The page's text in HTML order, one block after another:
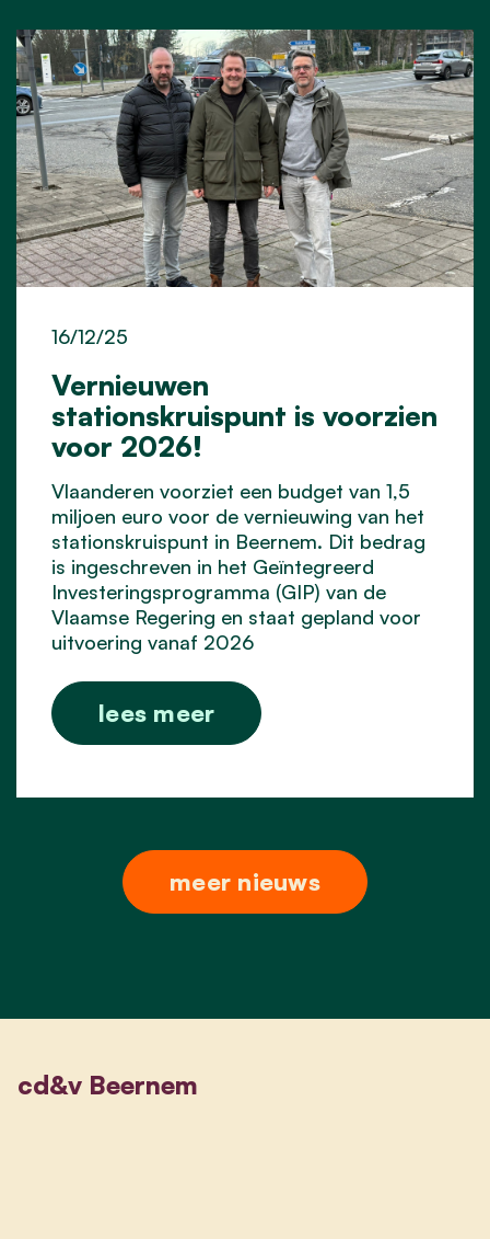
Vernieuwen
stationskruispunt is voorzien
voor 2026!
16/12/25
Vlaanderen voorziet een budget van 1,5
miljoen euro voor de vernieuwing van het
stationskruispunt in Beernem. Dit bedrag
is ingeschreven in het Geïntegreerd
Investeringsprogramma (GIP) van de
Vlaamse Regering en staat gepland voor
uitvoering vanaf 2026
lees meer
meer nieuws
cd&v Beernem